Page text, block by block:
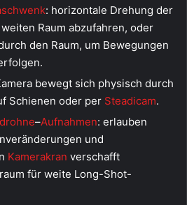
: horizontale Drehung der
Raum abzufahren, oder
den Raum, um Bewegungen
bewegt sich physisch durch
Schienen oder per Steadicam.
–Aufnahmen: erlauben
und
Kamerakran verschafft
für weite Long-Shot-